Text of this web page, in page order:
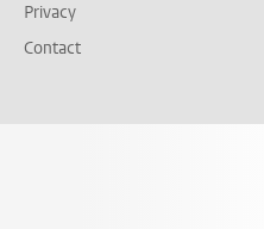
Privacy
Contact